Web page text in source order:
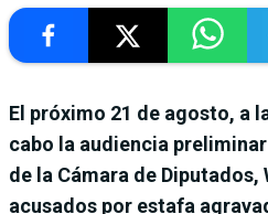
El próximo 21 de agosto, a
cabo la audiencia
de la Cámara de
acusados por estafa